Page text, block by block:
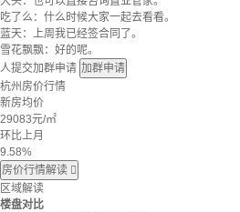
吃了么：什么时候大家一起去看看。
蓝天：上周我已经签合同了。
雪花飘飘：好的呢。
人提交加群申请 加群申请
杭州房价行情
新房均价
29083元/㎡
环比上月
9.58%
房价行情解读 
区域解读
楼盘对比